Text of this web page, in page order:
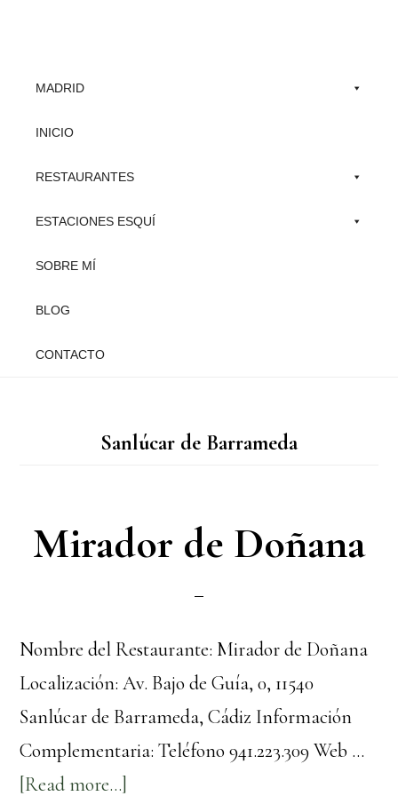
mainMADRID
INICIO
RESTAURANTES
ESTACIONES ESQUÍ
SOBRE MÍ
BLOG
CONTACTO
Sanlúcar de Barrameda
Mirador de Doñana
Nombre del Restaurante: Mirador de Doñana
Localización: Av. Bajo de Guía, 0, 11540
Sanlúcar de Barrameda, Cádiz Información
Complementaria: Teléfono 941.223.309 Web …
[Read more...]